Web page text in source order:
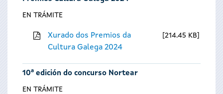
EN TRÁMITE
Xurado dos Premios da
Cultura Galega 2024
214.45 KB
10ª edición do concurso Nortear
EN TRÁMITE